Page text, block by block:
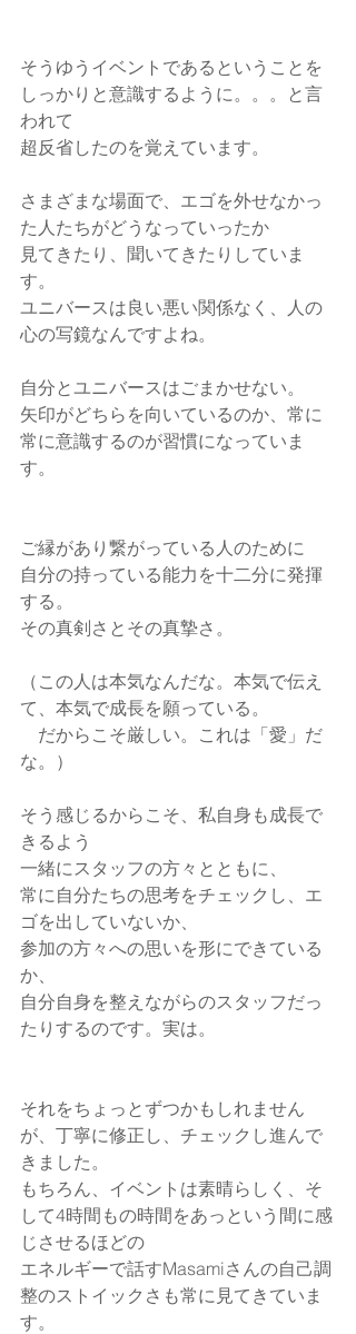
そうゆうイベントであるということを
しっかりと意識するように。。。と言
われて
超反省したのを覚えています。
さまざまな場面で、エゴを外せなかっ
た人たちがどうなっていったか
見てきたり、聞いてきたりしていま
す。
ユニバースは良い悪い関係なく、人の
心の写鏡なんですよね。
自分とユニバースはごまかせない。
矢印がどちらを向いているのか、常に
常に意識するのが習慣になっていま
す。
ご縁があり繋がっている人のために
自分の持っている能力を十二分に発揮
する。
その真剣さとその真摯さ。
（この人は本気なんだな。本気で伝え
て、本気で成長を願っている。
だからこそ厳しい。これは「愛」だ
な。）
そう感じるからこそ、私自身も成長で
きるよう
一緒にスタッフの方々とともに、
常に自分たちの思考をチェックし、エ
ゴを出していないか、
参加の方々への思いを形にできている
か、
自分自身を整えながらのスタッフだっ
たりするのです。実は。
それをちょっとずつかもしれません
が、丁寧に修正し、チェックし進んで
きました。
もちろん、イベントは素晴らしく、そ
して4時間もの時間をあっという間に感
じさせるほどの
エネルギーで話すMasamiさんの自己調
整のストイックさも常に見てきていま
す。